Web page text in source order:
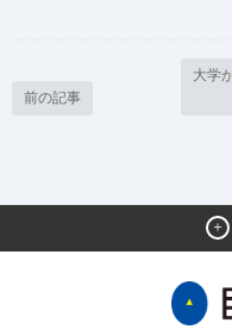
前の記事
大学